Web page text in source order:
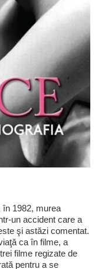
în 1982, murea
un accident care a
şi astăzi comentat.
ca în filme, a
filme regizate de
pentru a se